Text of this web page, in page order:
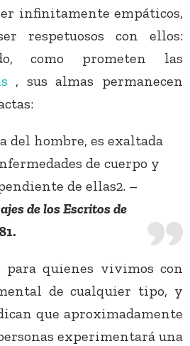
infinitamente empáticos,
respetuosos con ellos:
como prometen las
, sus almas permanecen
del hombre, es exaltada
de cuerpo y
de ellas2. –
de los Escritos de
para quienes vivimos con
de cualquier tipo, y
que aproximadamente
experimentará una